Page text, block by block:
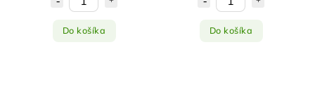
Do košíka Do košíka